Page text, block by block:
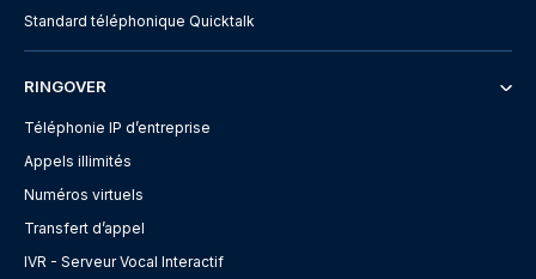
Standard téléphonique Quicktalk
RINGOVER
Téléphonie IP d’entreprise
Appels illimités
Numéros virtuels
Transfert d’appel
IVR - Serveur Vocal Interactif